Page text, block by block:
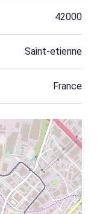
42000
Saint-etienne
France